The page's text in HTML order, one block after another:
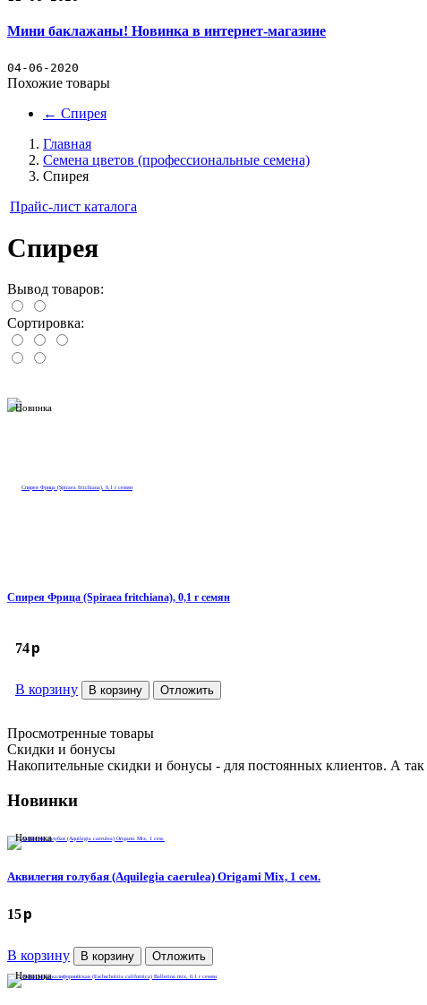
Кактус
Наборы для выращивания растений
Подарочный набор кактус-свеча
Товары для рассады
Товары для полива
Бренды
Доставка
Выращивание семян
Контакты
Новости
Мини баклажаны! Новинка в интернет-магазине
04-06-2020
Похожие товары
← Спирея
Главная
Семена цветов (профессиональные семена)
Спирея
Прайс-лист каталога
Спирея
Вывод товаров:
Сортировка:
Новинка
Спирея Фрица (Spiraea fritchiana), 0,1 г семян
74p
В корзину В корзину Отложить
Просмотренные товары
Cкидки и бонусы
Накопительные скидки и бонусы - для постоянных клиентов. А
Новинки
Новинка
Аквилегия голубая (Aquilegia caerulea) Origami Mix, 1 сем.
15p
В корзину В корзину Отложить
Новинка